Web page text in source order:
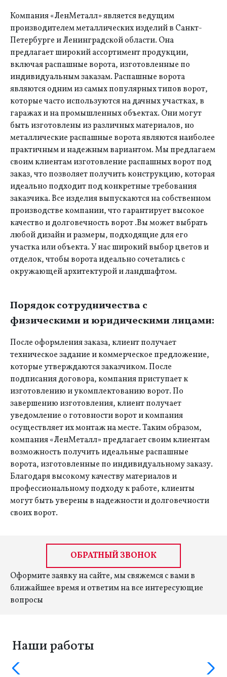
Компания «ЛенМеталл» является ведущим
производителем металлических изделий в Санкт-
Петербурге и Ленинградской области. Она
предлагает широкий ассортимент продукции,
включая распашные ворота, изготовленные по
индивидуальным заказам. Распашные ворота
являются одним из самых популярных типов ворот,
которые часто используются на дачных участках, в
гаражах и на промышленных объектах. Они могут
быть изготовлены из различных материалов, но
металлические распашные ворота являются наиболее
практичным и надежным вариантом. Мы предлагаем
своим клиентам изготовление распашных ворот под
заказ, что позволяет получить конструкцию, которая
идеально подходит под конкретные требования
заказчика. Все изделия выпускаются на собственном
производстве компании, что гарантирует высокое
качество и долговечность ворот .Вы может выбрать
любой дизайн и размеры, подходящие для его
участка или объекта. У нас широкий выбор цветов и
отделок, чтобы ворота идеально сочетались с
окружающей архитектурой и ландшафтом.
Порядок сотрудничества с
физическими и юридическими лицами:
После оформления заказа, клиент получает
техническое задание и коммерческое предложение,
которые утверждаются заказчиком. После
подписания договора, компания приступает к
изготовлению и укомплектованию ворот. По
завершению изготовления, клиент получает
уведомление о готовности ворот и компания
осуществляет их монтаж на месте. Таким образом,
компания «ЛенМеталл» предлагает своим клиентам
возможность получить идеальные распашные
ворота, изготовленные по индивидуальному заказу.
Благодаря высокому качеству материалов и
профессиональному подходу к работе, клиенты
могут быть уверены в надежности и долговечности
своих ворот.
ОБРАТНЫЙ ЗВОНОК
Оформите заявку на сайте, мы свяжемся с вами в
ближайшее время и ответим на все интересующие
вопросы
Наши работы